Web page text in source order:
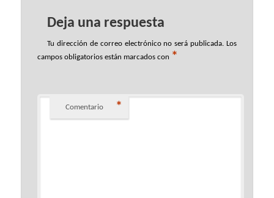
Deja una respuesta
Tu dirección de correo electrónico no será publicada. Los
campos obligatorios están marcados con *
Comentario *